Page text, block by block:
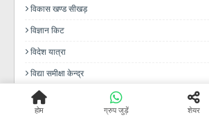
विकास खण्ड सीखड़
विज्ञान किट
विदेश यात्रा
विद्या समीक्षा केन्द्र
विद्यालय अवकाश
विद्यालय निधि
होम ग्रुप जुड़ें शेयर